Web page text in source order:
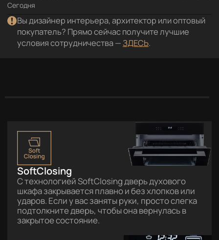
Сегодня
Вы дизайнер интерьера, архитектор или оптовый
покупатель? Прямо сейчас получите лучшие
условия сотрудничества —ЗДЕСЬ.
SoftClosing
С технологией SoftClosing дверь духового
шкафа закрывается плавно и без хлопков или
ударов. Если у вас заняты руки, просто слегка
подтолкните дверь, чтобы она вернулась в
закрытое состояние.